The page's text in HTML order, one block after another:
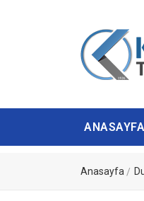
ANASAYFA
Anasayfa